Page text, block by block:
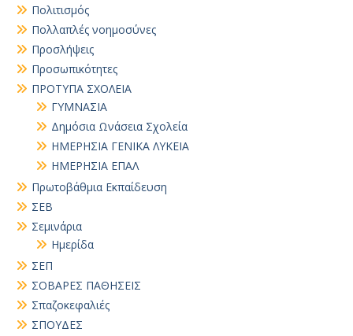
Πολιτισμός
Πολλαπλές νοημοσύνες
Προσλήψεις
Προσωπικότητες
ΠΡΟΤΥΠΑ ΣΧΟΛΕΙΑ
ΓΥΜΝΑΣΙΑ
Δημόσια Ωνάσεια Σχολεία
ΗΜΕΡΗΣΙΑ ΓΕΝΙΚΑ ΛΥΚΕΙΑ
ΗΜΕΡΗΣΙΑ ΕΠΑΛ
Πρωτοβάθμια Εκπαίδευση
ΣΕΒ
Σεμινάρια
Ημερίδα
ΣΕΠ
ΣΟΒΑΡΕΣ ΠΑΘΗΣΕΙΣ
Σπαζοκεφαλιές
ΣΠΟΥΔΕΣ